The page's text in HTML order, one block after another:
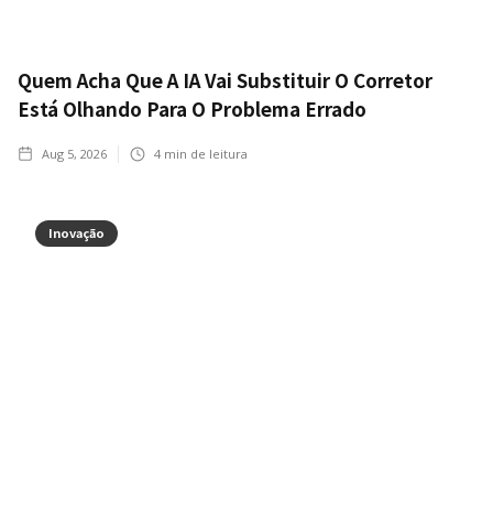
Quem Acha Que A IA Vai Substituir O Corretor
Está Olhando Para O Problema Errado
Aug 5, 2026 4 min de leitura
Inovação